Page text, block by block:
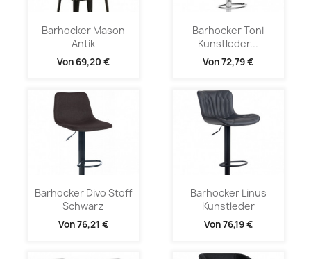
Barhocker Mason
Antik
Von 69,20 €
Barhocker Toni
Kunstleder...
Von72,79 €
Barhocker Divo Stoff
Schwarz
Von76,21 €
Barhocker Linus
Kunstleder
Von76,19 €